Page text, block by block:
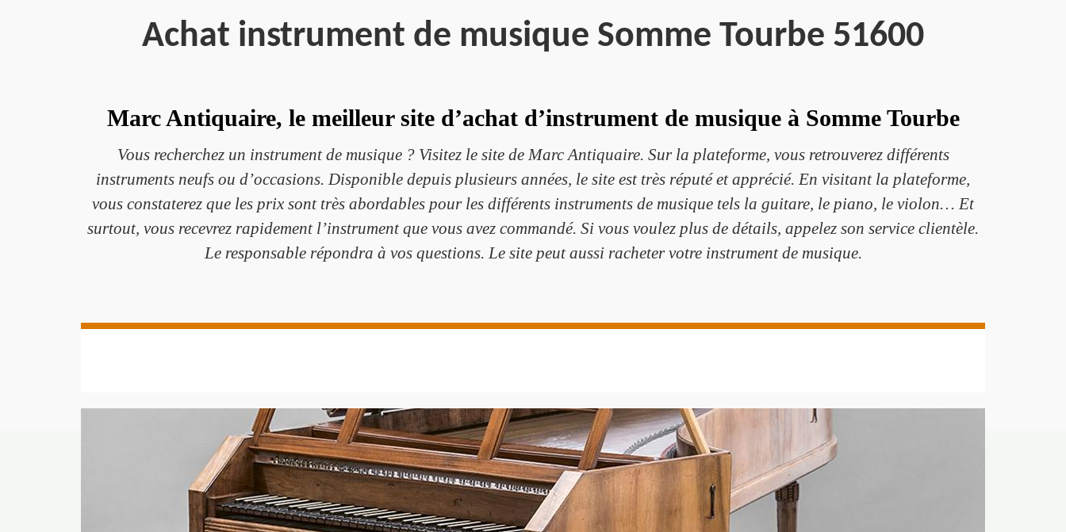
Achat instrument de musique Somme Tourbe 51600
Marc Antiquaire, le meilleur site d’achat d’instrument de musique à Somme Tourbe
Vous recherchez un instrument de musique ? Visitez le site de Marc Antiquaire. Sur la plateforme, vous retrouverez différents
instruments neufs ou d’occasions. Disponible depuis plusieurs années, le site est très réputé et apprécié. En visitant la plateforme,
vous constaterez que les prix sont très abordables pour les différents instruments de musique tels la guitare, le piano, le violon… Et
surtout, vous recevrez rapidement l’instrument que vous avez commandé. Si vous voulez plus de détails, appelez son service clientèle.
Le responsable répondra à vos questions. Le site peut aussi racheter votre instrument de musique.